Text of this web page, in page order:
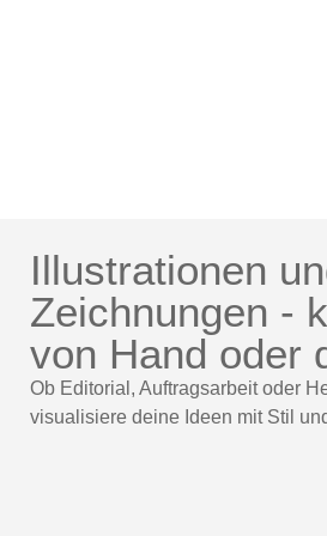
Illustrationen
Zeichnungen -
von Hand oder
Ob Editorial, Auftragsarbeit oder
visualisiere deine Ideen mit Stil